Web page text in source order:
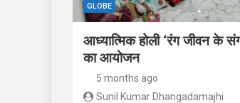
GLOBE
आध्यात्मिक होली ‘रंग जीवन के
का आयोजन
5 months ago
Sunil Kumar Dhangadamajhi